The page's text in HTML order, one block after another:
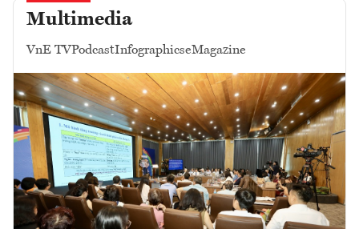
Multimedia
VnE TVPodcastInfographicseMagazine